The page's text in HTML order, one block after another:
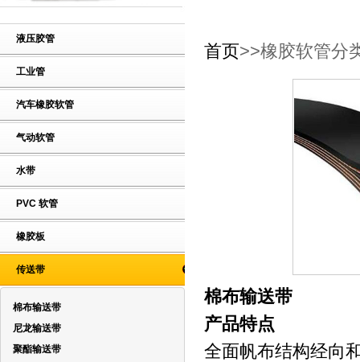
液压胶管
工业管
汽车橡胶软管
气动软管
水带
PVC 软管
橡胶板
传送带
棉布输送带
尼龙输送带
聚酯输送带
首页>>橡胶软管分
棉布输送带
产品特点
全面帆布结构经向